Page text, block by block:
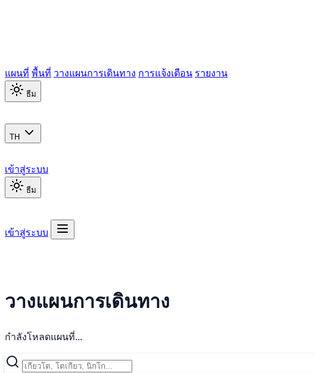
แผนที่ พื้นที่ วางแผนการเดินทาง การแจ้งเตือน รายงาน
ธีม
TH
เข้าสู่ระบบ
ธีม
เข้าสู่ระบบ
วางแผนการเดินทาง
กำลังโหลดแผนที่...